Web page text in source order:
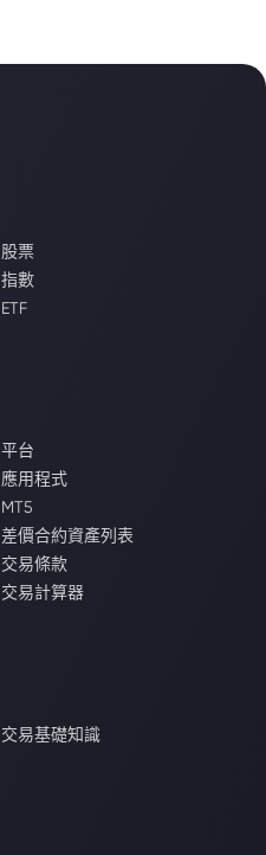
股票
指數
ETF
平台
應用程式
MT5
差價合約資產列表
交易條款
交易計算器
交易基礎知識